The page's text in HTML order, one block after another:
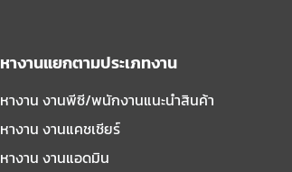
หางานแยกตามประเภทงาน
หางาน งานพีซี/พนักงานแนะนําสินค้า
หางาน งานแคชเชียร์
หางาน งานแอดมิน